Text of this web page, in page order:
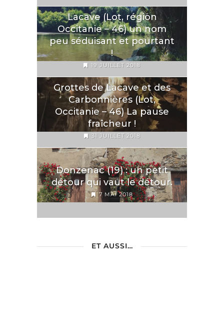
Lacave (Lot, région
Occitanie – 46) un nom
peu séduisant et pourtant
!
19 JUILLET 2018
Grottes de Lacave et des
Carbonnières (Lot,
Occitanie – 46) La pause
fraîcheur !
31 JUILLET 2018
Donzenac (19) : un petit
détour qui vaut le détour.
7 MAI 2018
ET AUSSI…